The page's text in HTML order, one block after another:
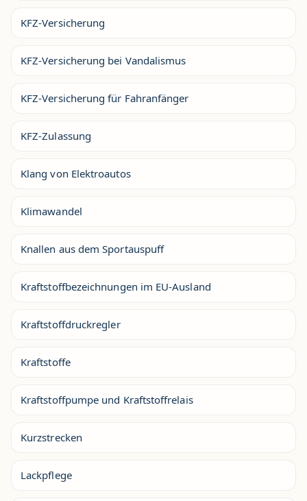
KFZ-Versicherung
KFZ-Versicherung bei Vandalismus
KFZ-Versicherung für Fahranfänger
KFZ-Zulassung
Klang von Elektroautos
Klimawandel
Knallen aus dem Sportauspuff
Kraftstoffbezeichnungen im EU-Ausland
Kraftstoffdruckregler
Kraftstoffe
Kraftstoffpumpe und Kraftstoffrelais
Kurzstrecken
Lackpflege